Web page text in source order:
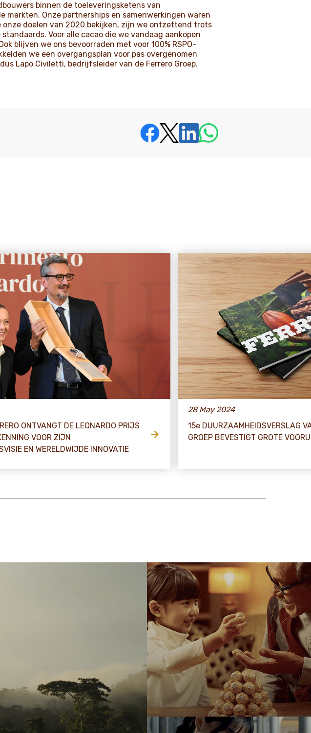
binnen de toeleveringsketens van
Onze partnerships en samenwerkingen waren
doelen van 2020 bekijken, zijn we ontzettend trots
Voor alle cacao die we vandaag aankopen
blijven we ons bevoorraden met voor 100% RSPO-
we een overgangsplan voor pas overgenomen
Lapo Civiletti, bedrijfsleider van de Ferrero Groep.
ONTVANGT DE LEONARDO PRIJS
VOOR ZIJN
EN WERELDWIJDE INNOVATIE
28 May 2024
15e DUURZAAMHEIDSVERSLAG
GROEP BEVESTIGT GROTE